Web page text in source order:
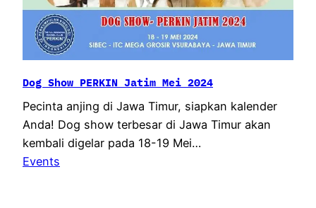
Dog Show PERKIN Jatim Mei 2024
Pecinta anjing di Jawa Timur, siapkan kalender
Anda! Dog show terbesar di Jawa Timur akan
kembali digelar pada 18-19 Mei…
Events